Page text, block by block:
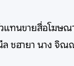
ทนขายสื่อโฆษณ
ล ชฮายา นาง จิ